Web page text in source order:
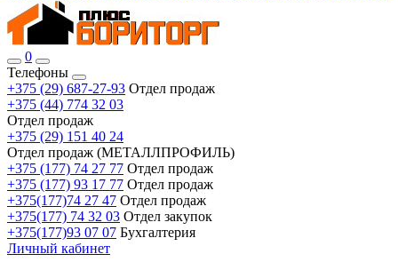
0
Телефоны
+375 (29) 687-27-93 Отдел продаж
+375 (44) 774 32 03
Отдел продаж
+375 (29) 151 40 24
Отдел продаж (МЕТАЛЛПРОФИЛЬ)
+375 (177) 74 27 77 Отдел продаж
+375 (177) 93 17 77 Отдел продаж
+375(177)74 27 47 Отдел продаж
+375(177) 74 32 03 Отдел закупок
+375(177)93 07 07 Бухгалтерия
Личный кабинет